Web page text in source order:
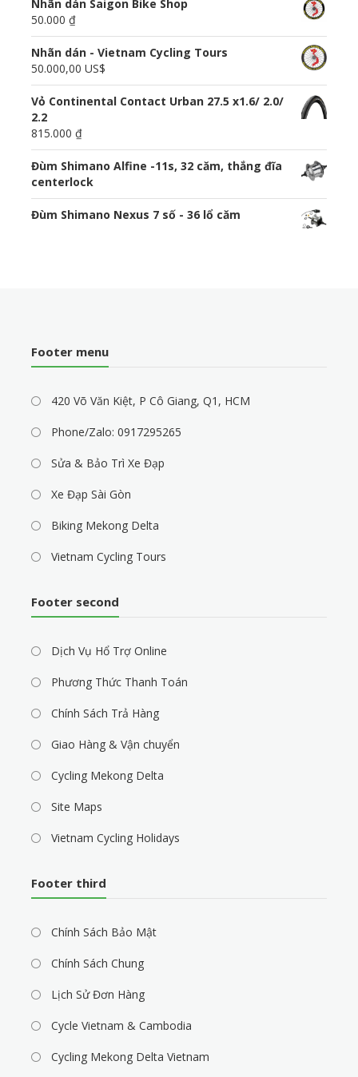
Nhãn dán Saigon Bike Shop
50.000 ₫
Nhãn dán - Vietnam Cycling Tours
50.000,00 US$
Vỏ Continental Contact Urban 27.5 x1.6/ 2.0/
2.2
815.000 ₫
Đùm Shimano Alfine -11s, 32 căm, thắng đĩa
centerlock
Đùm Shimano Nexus 7 số - 36 lổ căm
Footer menu
420 Võ Văn Kiệt, P Cô Giang, Q1, HCM
Phone/Zalo: 0917295265
Sửa & Bảo Trì Xe Đạp
Xe Đạp Sài Gòn
Biking Mekong Delta
Vietnam Cycling Tours
Footer second
Dịch Vụ Hổ Trợ Online
Phương Thức Thanh Toán
Chính Sách Trả Hàng
Giao Hàng & Vận chuyển
Cycling Mekong Delta
Site Maps
Vietnam Cycling Holidays
Footer third
Chính Sách Bảo Mật
Chính Sách Chung
Lịch Sử Đơn Hàng
Cycle Vietnam & Cambodia
Cycling Mekong Delta Vietnam